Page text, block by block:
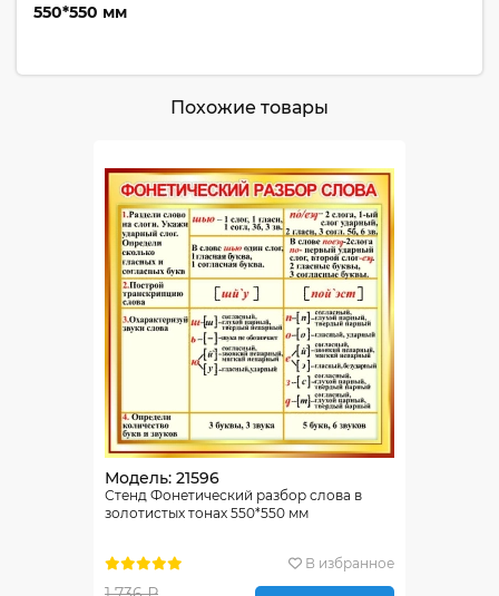
550*550 мм
Похожие товары
Модель: 21596
Стенд Фонетический разбор слова в
золотистых тонах 550*550 мм
В избранное